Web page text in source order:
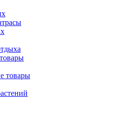
товары